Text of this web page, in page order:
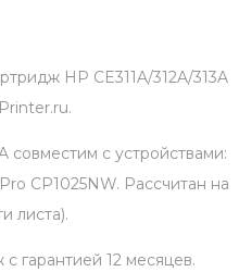
HP CE311A/312A/313A
совместим с устройствами:
CP1025NW. Рассчитан на
листа).
гарантией 12 месяцев.